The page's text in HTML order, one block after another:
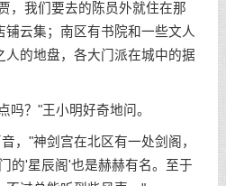
，我们要去的陈员外就住在那
云集；南区有书院和一些文人
的地盘，各大门派在城中的据
吗？"王小明好奇地问。
，"神剑宫在北区有一处剑阁，
的'星辰阁'也是赫赫有名。至于